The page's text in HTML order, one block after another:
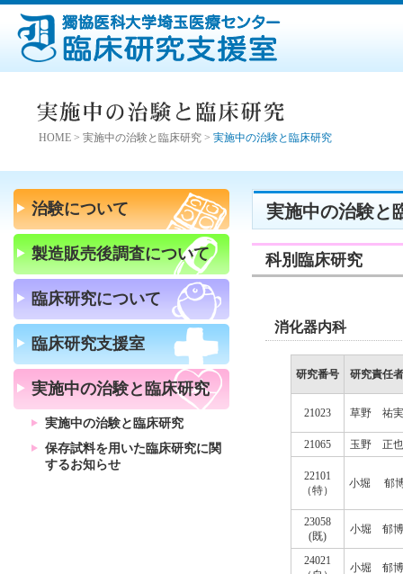
HOME > 実施中の治験と臨床研究 > 実施中の治験と臨床研究
治験について
製造販売後調査について
臨床研究について
臨床研究支援室
実施中の治験と臨床研究
実施中の治験と臨床研究
保存試料を用いた臨床研究に関
するお知らせ
実施中の治験と
科別臨床研究
消化器内科
研究番号 研究責任者
21023 草野 祐実
21065 玉野 正也
22101
（特）
小堀 郁
23058
(既)
小堀 郁博
24021
小堀 郁博